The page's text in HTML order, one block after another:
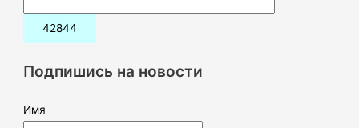
и
:Подпишись на новости
Имя